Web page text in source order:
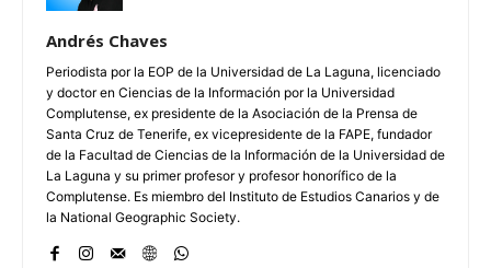
Andrés Chaves
Periodista por la EOP de la Universidad de La Laguna, licenciado
y doctor en Ciencias de la Información por la Universidad
Complutense, ex presidente de la Asociación de la Prensa de
Santa Cruz de Tenerife, ex vicepresidente de la FAPE, fundador
de la Facultad de Ciencias de la Información de la Universidad de
La Laguna y su primer profesor y profesor honorífico de la
Complutense. Es miembro del Instituto de Estudios Canarios y de
la National Geographic Society.